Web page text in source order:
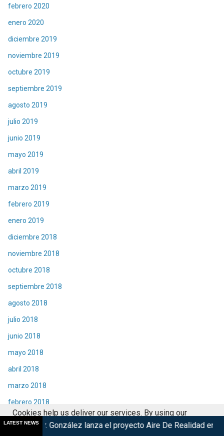
febrero 2020
enero 2020
diciembre 2019
noviembre 2019
octubre 2019
septiembre 2019
agosto 2019
julio 2019
junio 2019
mayo 2019
abril 2019
marzo 2019
febrero 2019
enero 2019
diciembre 2018
noviembre 2018
octubre 2018
septiembre 2018
agosto 2018
julio 2018
junio 2018
mayo 2018
abril 2018
marzo 2018
febrero 2018
enero 2018
LATEST NEWSlanza el proyecto Aire De Realidad en México BBC
Cookies help us deliver our services. By using our
services, you agree to our use of cookies.
Got it